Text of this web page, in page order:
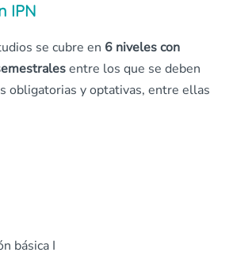
IPN
se cubre en 6 niveles con
entre los que se deben
obligatorias y optativas, entre ellas
básica I